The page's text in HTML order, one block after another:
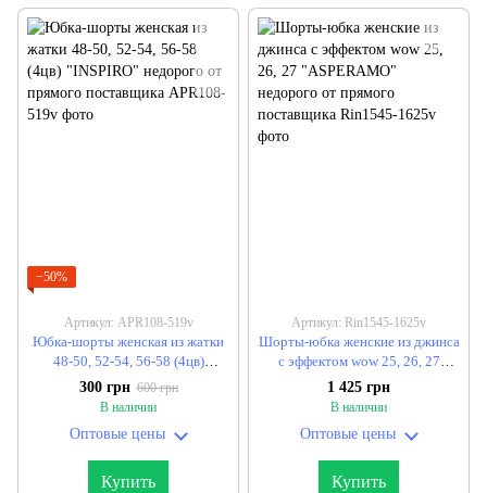
−50%
Артикул: APR108-519v
Юбка-шорты женская из жатки
48-50, 52-54, 56-58 (4цв)
"INSPIRO" недорого от прямого
поставщика
300 грн 600 грн
В наличии
Оптовые цены
Купить
Артикул: Rin1545-1625v
Шорты-юбка женские из джинса
с эффектом wow 25, 26, 27
"ASPERAMO" недорого от
прямого поставщика
1 425 грн
В наличии
Оптовые цены
Купить